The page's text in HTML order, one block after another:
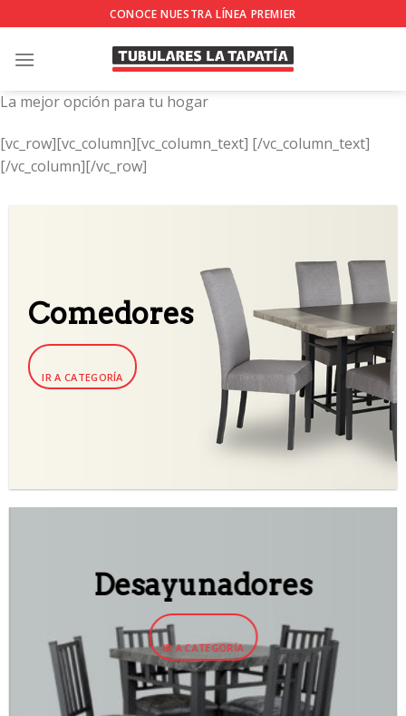
to
content
CONOCE NUESTRA LÍNEA PREMIER
La mejor opción para tu hogar
[vc_row][vc_column][vc_column_text] [/vc_column_text]
[/vc_column][/vc_row]
Comedores
IR A CATEGORÍA
Desayunadores
IR A CATEGORÍA